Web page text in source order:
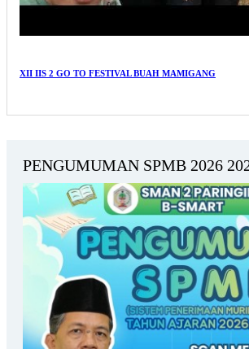
XII IIS 2 GO TO FESTIVAL BUAH MAMIGANG
PENGUMUMAN SPMB 2026